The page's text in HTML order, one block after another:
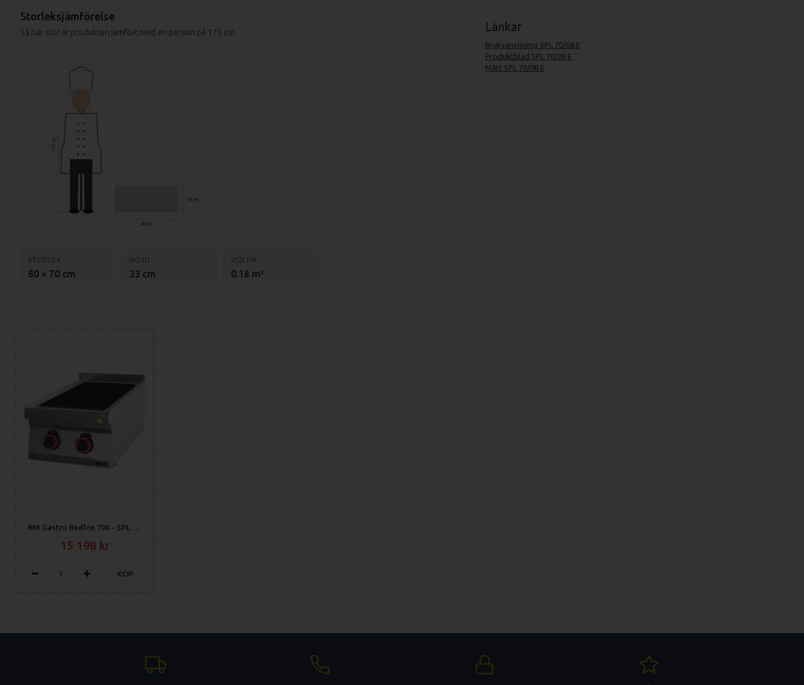
Specifikationer restaurangspis SPL 70/08 E:
Mått (LxBxH): 800x700x330 mm
Vikt (netto): 74 kg
Vikt (brutto): 84 kg
Anslutning: 400V, 3-fas
Material: Rostfritt stål AISI 304
Storleksjämförelse
Så här stor är produkten jämfört med en person på 175 cm.
175 cm
33 cm
80 cm
STORLEK
80 × 70 cm
HÖJD
33 cm
VOLYM
0.18 m³
Länkar
Bruksanvisning SPL 70/08 E
Produktblad SPL 70/08 E
Mått SPL 70/08 E
15 198
KÖP